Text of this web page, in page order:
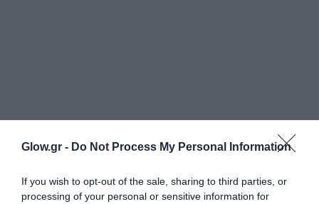
Glow.gr - Do Not Process My Personal Information
If you wish to opt-out of the sale, sharing to third parties, or
processing of your personal or sensitive information for